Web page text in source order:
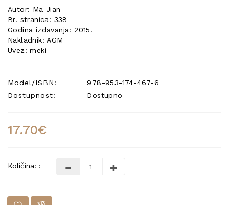
Autor: Ma Jian
Br. stranica: 338
Godina izdavanja: 2015.
Nakladnik: AGM
Uvez: meki
Model/ISBN:
978-953-174-467-6
Dostupnost:
Dostupno
17.70€
Količina: :